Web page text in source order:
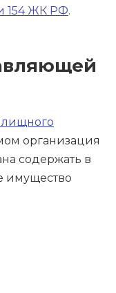
154 ЖК РФ.
организация
содержать в
имущество